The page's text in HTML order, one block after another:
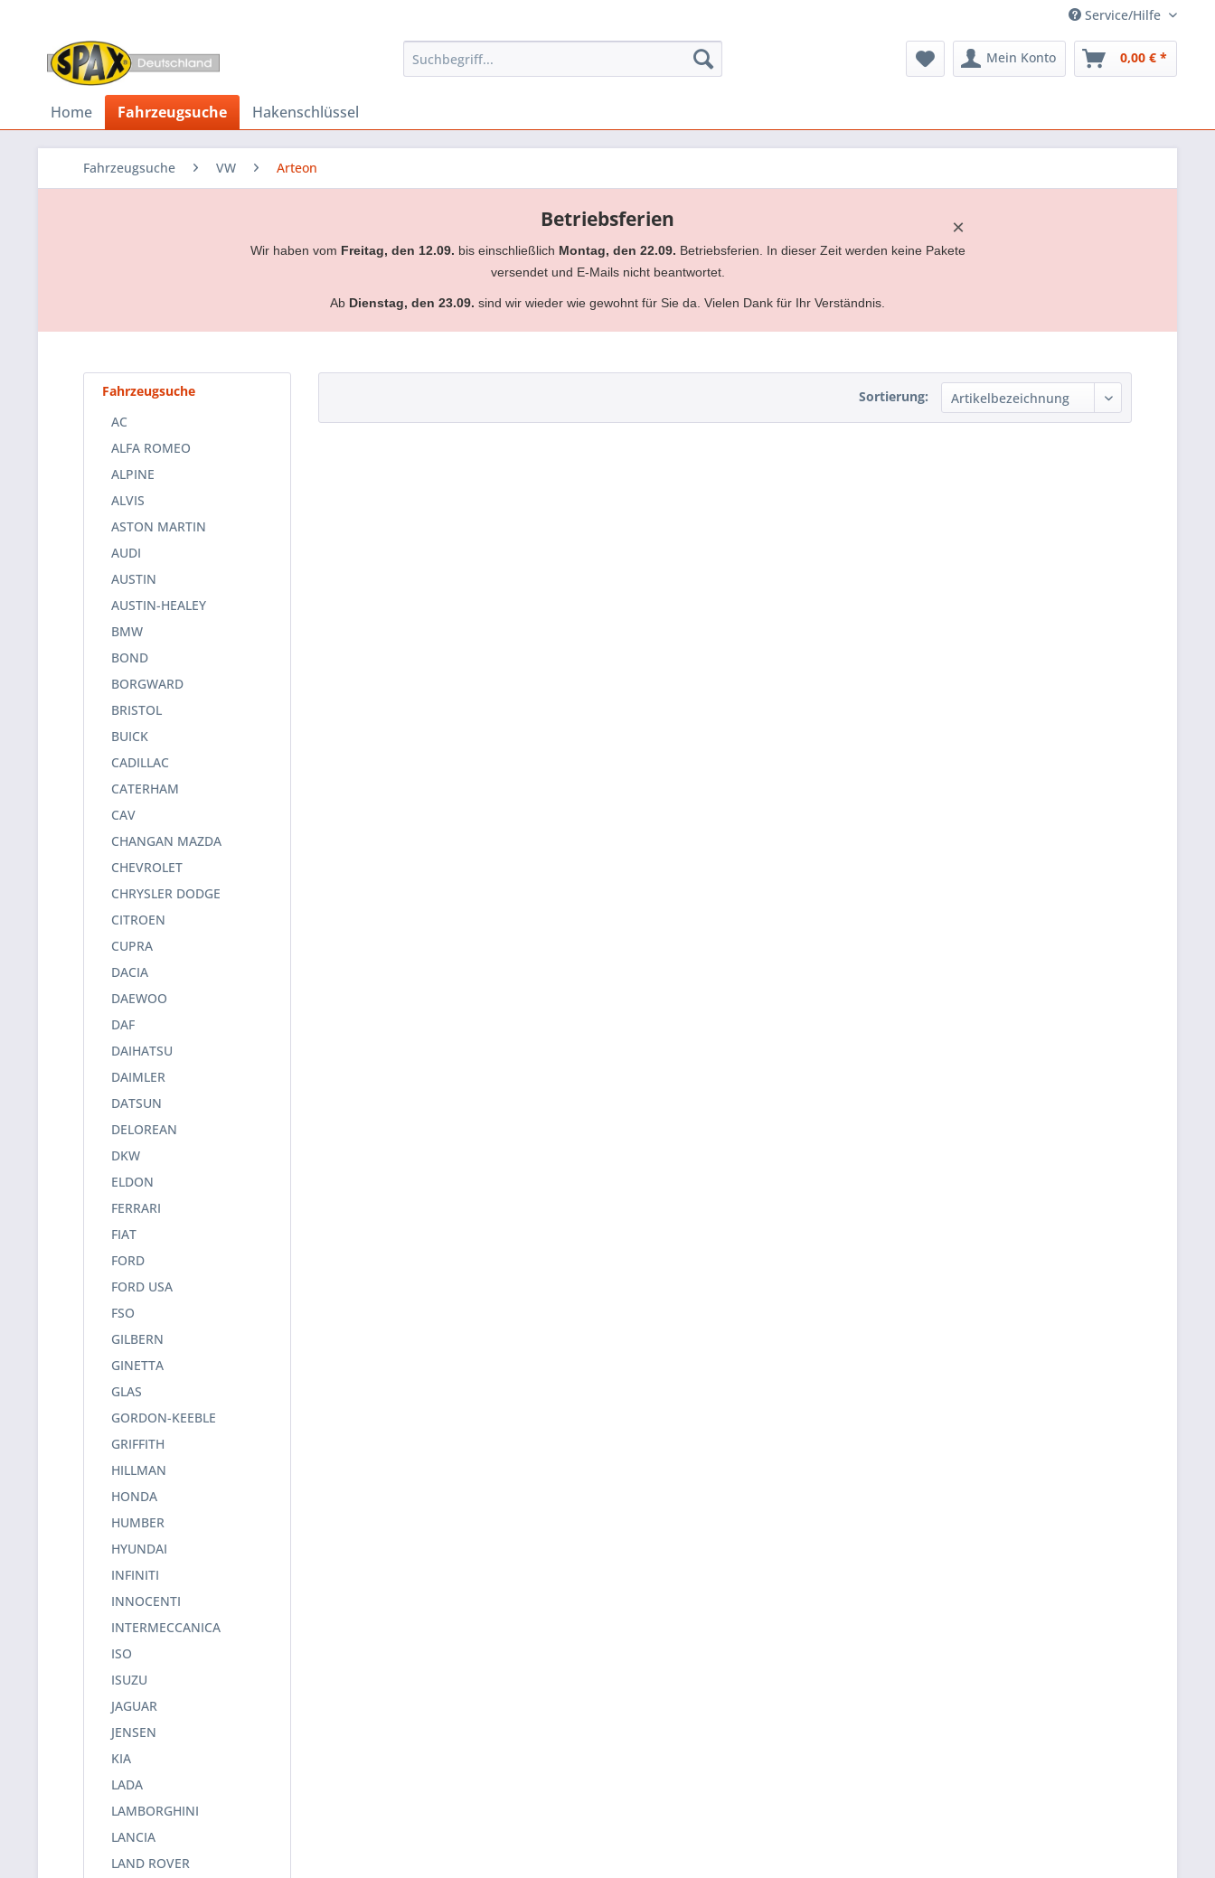
Service/Hilfe
Mein Konto 0,00 € *
Home Fahrzeugsuche Hakenschlüssel
Fahrzeugsuche VW Arteon
×
Betriebsferien
Wir haben vom Freitag, den 12.09. bis einschließlich Montag, den 22.09. Betriebsferien. In dieser Zeit werden keine Pakete
versendet und E-Mails nicht beantwortet.
Ab Dienstag, den 23.09. sind wir wieder wie gewohnt für Sie da. Vielen Dank für Ihr Verständnis.
Fahrzeugsuche
AC
ALFA ROMEO
ALPINE
ALVIS
ASTON MARTIN
AUDI
AUSTIN
AUSTIN-HEALEY
BMW
BOND
BORGWARD
BRISTOL
BUICK
CADILLAC
CATERHAM
CAV
CHANGAN MAZDA
CHEVROLET
CHRYSLER DODGE
CITROEN
CUPRA
DACIA
DAEWOO
DAF
DAIHATSU
DAIMLER
DATSUN
DELOREAN
DKW
ELDON
FERRARI
FIAT
FORD
FORD USA
FSO
GILBERN
GINETTA
GLAS
GORDON-KEEBLE
GRIFFITH
HILLMAN
HONDA
HUMBER
HYUNDAI
INFINITI
INNOCENTI
INTERMECCANICA
ISO
ISUZU
JAGUAR
JENSEN
KIA
LADA
LAMBORGHINI
LANCIA
LAND ROVER
Sortierung: